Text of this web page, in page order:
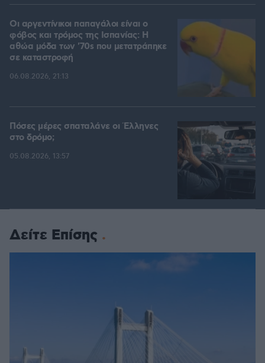
Οι αργεντίνικοι παπαγάλοι είναι ο
φόβος και τρόμος της Ισπανίας: Η
αθώα μόδα των '70s που μετατράπηκε
σε καταστροφή
06.08.2026, 21:13
Πόσες μέρες σπαταλάνε οι Έλληνες
στο δρόμο;
05.08.2026, 13:57
Δείτε Επίσης